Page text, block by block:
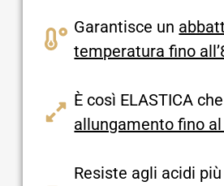
Garantisce un
temperatura fino
È così ELASTICA
allungamento fino al
Resiste agli acidi